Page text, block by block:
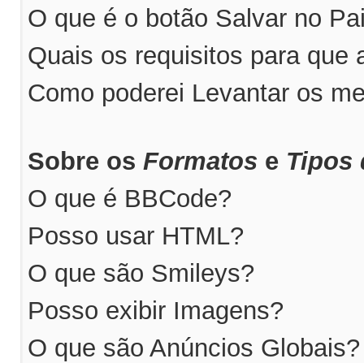
O que é o botão Salvar no
Quais os requisitos para que
Como poderei Levantar os
Sobre os Formatos e Tipos
O que é BBCode?
Posso usar HTML?
O que são Smileys?
Posso exibir Imagens?
O que são Anúncios Globais?